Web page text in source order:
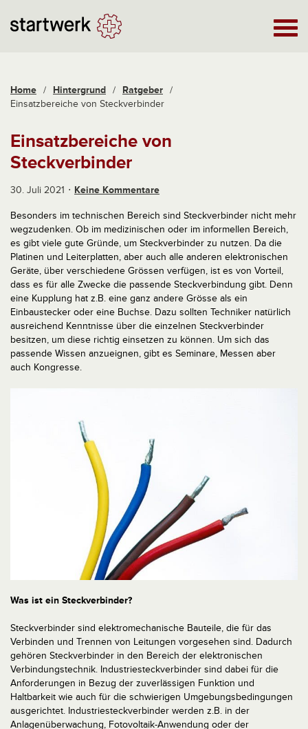
Home / Hintergrund / Ratgeber /
Einsatzbereiche von Steckverbinder
Einsatzbereiche von
Steckverbinder
30. Juli 2021 Keine Kommentare
Besonders im technischen Bereich sind Steckverbinder nicht mehr
wegzudenken. Ob im medizinischen oder im informellen Bereich,
es gibt viele gute Gründe, um Steckverbinder zu nutzen. Da die
Platinen und Leiterplatten, aber auch alle anderen elektronischen
Geräte, über verschiedene Grössen verfügen, ist es von Vorteil,
dass es für alle Zwecke die passende Steckverbindung gibt. Denn
eine Kupplung hat z.B. eine ganz andere Grösse als ein
Einbaustecker oder eine Buchse. Dazu sollten Techniker natürlich
ausreichend Kenntnisse über die einzelnen Steckverbinder
besitzen, um diese richtig einsetzen zu können. Um sich das
passende Wissen anzueignen, gibt es Seminare, Messen aber
auch Kongresse.
Was ist ein Steckverbinder?
Steckverbinder sind elektromechanische Bauteile, die für das
Verbinden und Trennen von Leitungen vorgesehen sind. Dadurch
gehören Steckverbinder in den Bereich der elektronischen
Verbindungstechnik. Industriesteckverbinder sind dabei für die
Anforderungen in Bezug der zuverlässigen Funktion und
Haltbarkeit wie auch für die schwierigen Umgebungsbedingungen
ausgerichtet. Industriesteckverbinder werden z.B. in der
Anlagenüberwachung, Fotovoltaik-Anwendung oder der